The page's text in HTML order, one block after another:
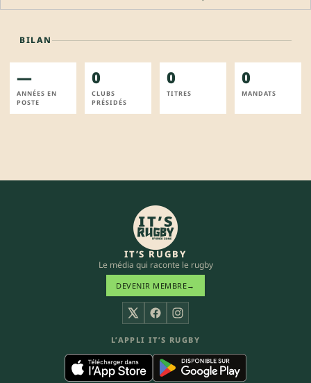
BILAN
—
ANNÉES EN
POSTE
0
CLUBS
PRÉSIDÉS
0
TITRES
0
MANDATS
IT’S RUGBY
Le média qui raconte le rugby
DEVENIR MEMBRE→
X FacebookInstagram
L’APPLI IT’S RUGBY